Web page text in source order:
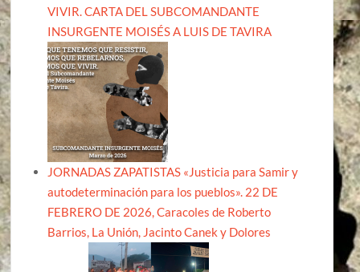
VIVIR. CARTA DEL SUBCOMANDANTE
INSURGENTE MOISÉS A LUIS DE TAVIRA
JORNADAS ZAPATISTAS «Justicia para Samir y
autodeterminación para los pueblos». 22 DE
FEBRERO DE 2026, Caracoles de Roberto
Barrios, La Unión, Jacinto Canek y Dolores